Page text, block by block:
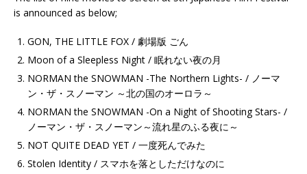
is announced as below;
GON, THE LITTLE FOX / 劇場版 ごん
Moon of a Sleepless Night / 眠れない夜の月
NORMAN the SNOWMAN -The Northern Lights- / ノーマ
ン・ザ・スノーマン ～北の国のオーロラ～
NORMAN the SNOWMAN -On a Night of Shooting Stars- /
ノーマン・ザ・スノーマン～流れ星のふる夜に～
NOT QUITE DEAD YET / 一度死んでみた
Stolen Identity / スマホを落としただけなのに